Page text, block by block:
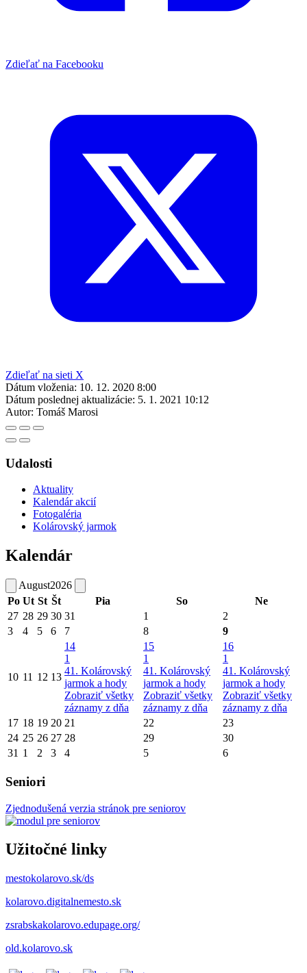
Zdieľať na Facebooku
Zdieľať na sieti X
Dátum vloženia: 10. 12. 2020 8:00
Dátum poslednej aktualizácie: 5. 1. 2021 10:12
Autor: Tomáš Marosi
Udalosti
Aktuality
Kalendár akcií
Fotogaléria
Kolárovský jarmok
Kalendár
August2026
Po Ut St Št Pia So
Ne
27 28 29 30 31 1
2
3
4 5 6 7 8 9
10 11 12 13
14
1
41. Kolárovský
jarmok a hody
Zobraziť všetky
záznamy z dňa
15
1
41. Kolárovský
jarmok a hody
Zobraziť všetky
záznamy z dňa
16
1
41. Kolárovský
jarmok a hody
Zobraziť všetky
záznamy z dňa
17 18 19 20 21 22
23
24 25 26 27 28 29
30
31 1 2 3 4 5 6
Seniori
Zjednodušená verzia stránok pre seniorov
Užitočné linky
mestokolarovo.sk/ds
kolarovo.digitalnemesto.sk
zsrabskakolarovo.edupage.org/
old.kolarovo.sk